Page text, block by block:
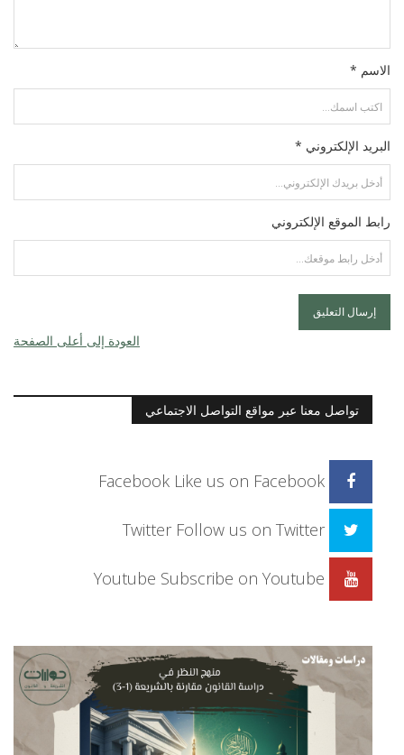
الاسم *
البريد الإلكتروني *
رابط الموقع الإلكتروني
العودة إلى أعلى الصفحة
تواصل معنا عبر مواقع التواصل الاجتماعي
Facebook Like us on Facebook
Twitter Follow us on Twitter
Youtube Subscribe on Youtube